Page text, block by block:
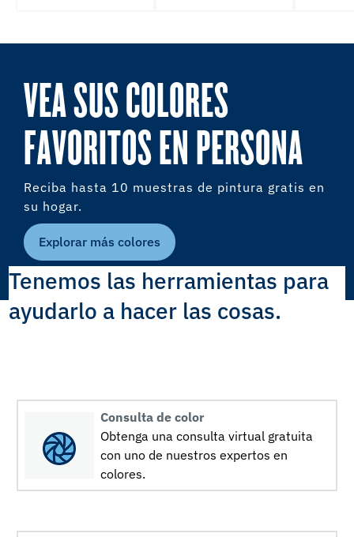
VEA SUS COLORES
FAVORITOS EN PERSONA
Reciba hasta 10 muestras de pintura gratis en
su hogar.
Explorar más colores
Tenemos las herramientas para
ayudarlo a hacer las cosas.
Consulta de color
Obtenga una consulta virtual gratuita
con uno de nuestros expertos en
colores.